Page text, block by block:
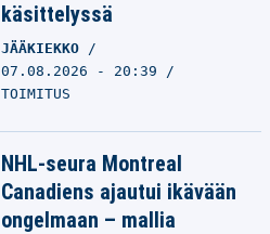
käsittelyssä
JÄÄKIEKKO
07.08.2026 - 20:39
TOIMITUS
NHL-seura Montreal
Canadiens ajautui ikävään
ongelmaan – mallia